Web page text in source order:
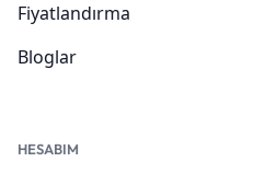
Fiyatlandırma
Bloglar
HESABIM